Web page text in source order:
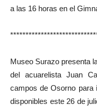
a las 16 horas en el
Museo Surazo presenta
del acuarelista Juan
campos de Osorno para
disponibles este 26 de